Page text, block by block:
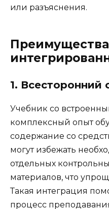
или разъяснения.
1. Всесторонний
Учебник со
комплексный опыт
содержание со
могут избежать
отдельных
материалов, что
Такая интеграция
процесс